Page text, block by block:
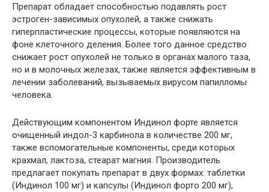
Препарат обладает способностью подавлять рост
эстроген-зависимых опухолей, а также снижать
гиперпластические процессы, которые появляются на
фоне клеточного деления. Более того данное средство
снижает рост опухолей не только в органах малого таза,
но и в молочных железах, также является эффективным в
лечении заболеваний, вызываемых вирусом папилломы
человека.
Действующим компонентом Индинол форте является
очищенный индол-3 карбинола в количестве 200 мг,
также вспомогательные компоненты, среди которых
крахмал, лактоза, стеарат магния. Производитель
предлагает покупать препарат в двух формах: таблетки
(Индинол 100 мг) и капсулы (Индинол форто 200 мг),